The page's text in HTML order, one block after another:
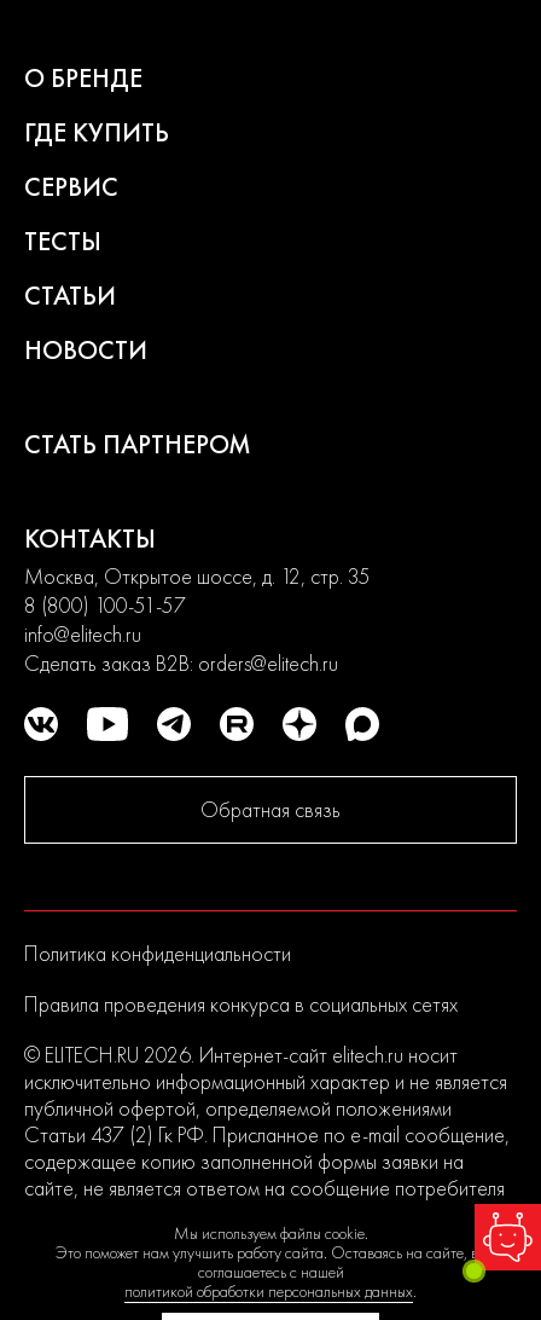
О БРЕНДЕ
ГДЕ КУПИТЬ
СЕРВИС
ТЕСТЫ
СТАТЬИ
НОВОСТИ
СТАТЬ ПАРТНЕРОМ
КОНТАКТЫ
Москва, Открытое шоссе, д. 12, стр. 35
8 (800) 100-51-57
info@elitech.ru
Сделать заказ B2B: orders@elitech.ru
Обратная связь
Политика конфиденциальности
Правила проведения конкурса в социальных сетях
© ELITECH.RU 2026. Интернет-сайт elitech.ru носит
исключительно информационный характер и не является
публичной офертой, определяемой положениями
Статьи 437 (2) Гк РФ. Присланное по e-mail сообщение,
содержащее копию заполненной формы заявки на
сайте, не является ответом на сообщение потребителя
сайта.
Мы используем файлы cookie.
Это поможет нам улучшить работу сайта. Оставаясь на сайте, вы
соглашаетесь с нашей
политикой обработки персональных данных.